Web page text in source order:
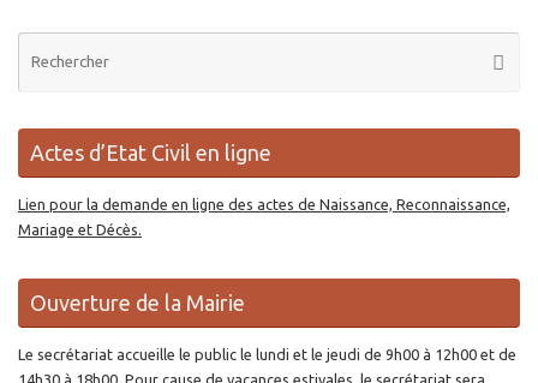
Actes d’Etat Civil en ligne
Lien pour la demande en ligne des actes de Naissance, Reconnaissance,
Mariage et Décès.
Ouverture de la Mairie
Le secrétariat accueille le public le lundi et le jeudi de 9h00 à 12h00 et de
14h30 à 18h00. Pour cause de vacances estivales, le secrétariat sera